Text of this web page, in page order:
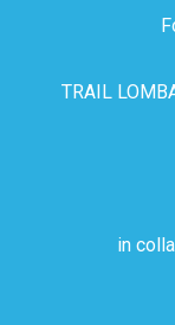
TRAIL
in